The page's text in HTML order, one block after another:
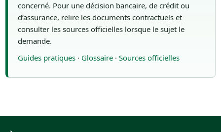
concerné. Pour une décision bancaire, de crédit ou
d’assurance, relire les documents contractuels et
consulter les sources officielles lorsque le sujet le
demande.
Guides pratiques· Glossaire· Sources officielles